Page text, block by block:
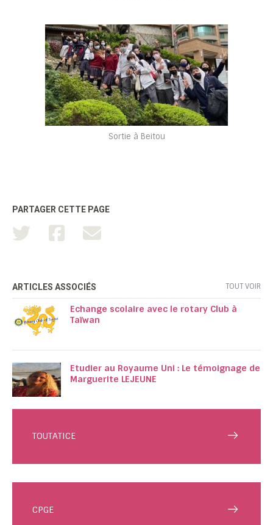
Sortie à Beitou
PARTAGER CETTE PAGE
ARTICLES ASSOCIÉS TOUT VOIR
Echange scolaire avec le rotary Club à
Taïwan
Etudier au Royaume Uni : Le témoignage de
Marguerite LEJEUNE
TOUTATICE
CPGE